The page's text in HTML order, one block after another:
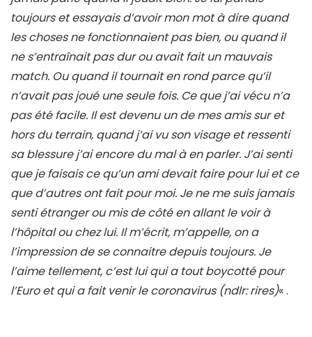
toujours et essayais d’avoir mon mot à dire quand
les choses ne fonctionnaient pas bien, ou quand il
ne s’entraînait pas dur ou avait fait un mauvais
match. Ou quand il tournait en rond parce qu’il
n’avait pas joué une seule fois. Ce que j’ai vécu n’a
pas été facile. Il est devenu un de mes amis sur et
hors du terrain, quand j’ai vu son visage et ressenti
sa blessure j’ai encore du mal à en parler. J’ai senti
que je faisais ce qu’un ami devait faire pour lui et ce
que d’autres ont fait pour moi. Je ne me suis jamais
senti étranger ou mis de côté en allant le voir à
l’hôpital ou chez lui. Il m’écrit, m’appelle, on a
l’impression de se connaitre depuis toujours. Je
l’aime tellement, c’est lui qui a tout boycotté pour
l’Euro et qui a fait venir le coronavirus (ndlr: rires)« .